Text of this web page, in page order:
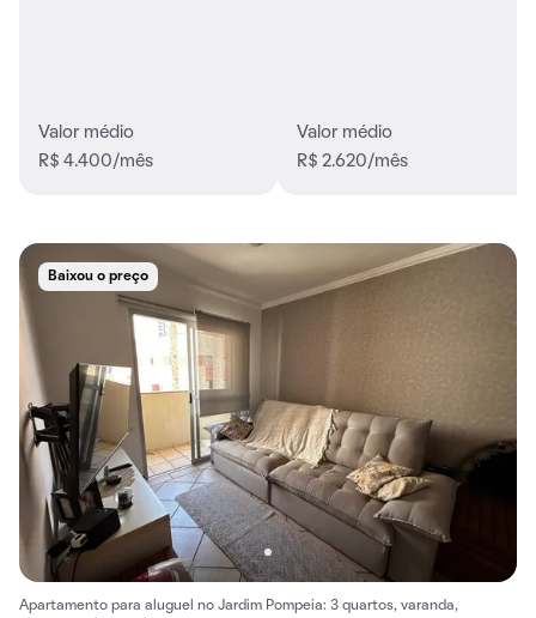
Valor médio
R$ 4.400/mês
Valor médio
R$ 2.620/mês
Baixou o preço
Apartamento para aluguel no Jardim Pompeia: 3 quartos, varanda,